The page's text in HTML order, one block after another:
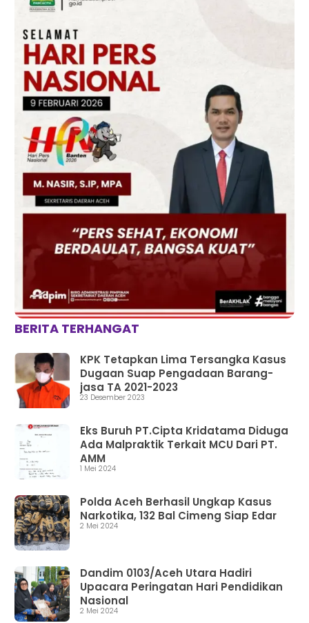
BERITA TERHANGAT
KPK Tetapkan Lima Tersangka Kasus
Dugaan Suap Pengadaan Barang-
jasa TA 2021-2023
23 Desember 2023
Eks Buruh PT.Cipta Kridatama Diduga
Ada Malpraktik Terkait MCU Dari PT.
AMM
1 Mei 2024
Polda Aceh Berhasil Ungkap Kasus
Narkotika, 132 Bal Cimeng Siap Edar
2 Mei 2024
Dandim 0103/Aceh Utara Hadiri
Upacara Peringatan Hari Pendidikan
Nasional
2 Mei 2024